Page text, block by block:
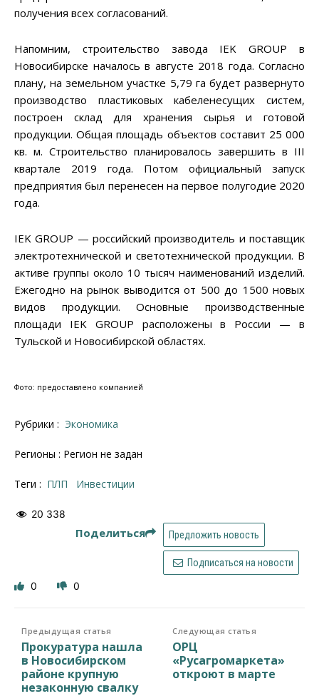
получения всех согласований.
Напомним, строительство завода IEK GROUP в
Новосибирске началось в августе 2018 года. Согласно
плану, на земельном участке 5,79 га будет развернуто
производство пластиковых кабеленесущих систем,
построен склад для хранения сырья и готовой
продукции. Общая площадь объектов составит 25 000
кв. м. Строительство планировалось завершить в III
квартале 2019 года. Потом официальный запуск
предприятия был перенесен на первое полугодие 2020
года.
IEK GROUP — российский производитель и поставщик
электротехнической и светотехнической продукции. В
активе группы около 10 тысяч наименований изделий.
Ежегодно на рынок выводится от 500 до 1500 новых
видов продукции. Основные производственные
площади IEK GROUP расположены в России — в
Тульской и Новосибирской областях.
Фото: предоставлено компанией
Рубрики : Экономика
Регионы : Регион не задан
Теги : ПЛП инвестиции
20 338
Поделиться Предложить новость
Подписаться на новости
0 0
Предыдущая статья
Прокуратура нашла
в Новосибирском
районе крупную
незаконную свалку
Следующая статья
ОРЦ
«Русагромаркета»
откроют в марте